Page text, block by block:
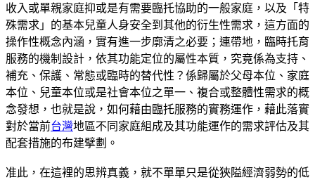
收入或單親家庭抑或是有需要臨托協助的一般家庭，以及「特
殊需求」的基本兒童人身安全到其他的衍生性需求，這方面的
操作性概念內涵，實有進一步廓清之必要；連帶地，臨時托育
服務的機制設計，依其功能定位的屬性本質，究竟係為支持、
補充、保護、常態或臨時的替代性？係歸屬於父母本位、家庭
本位、兒童本位或是社會本位之單一、複合或整體性需求的概
念發想，也就是說，如何藉由臨托服務的實務運作，藉此落實
對於當前台灣地區不同家庭組成及其功能運作的需求評估及其
配套措施的布建擘劃。
准此，在這裡的思辨真義，就不單單只是從狹隘經濟弱勢的低